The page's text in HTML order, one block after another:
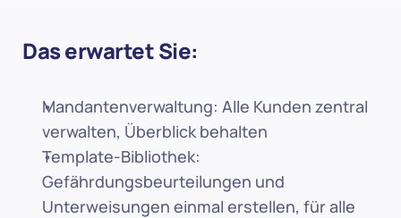
Das erwartet Sie:
Mandantenverwaltung: Alle Kunden zentral
verwalten, Überblick behalten
Template-Bibliothek:
Gefährdungsbeurteilungen und
Unterweisungen einmal erstellen, für alle